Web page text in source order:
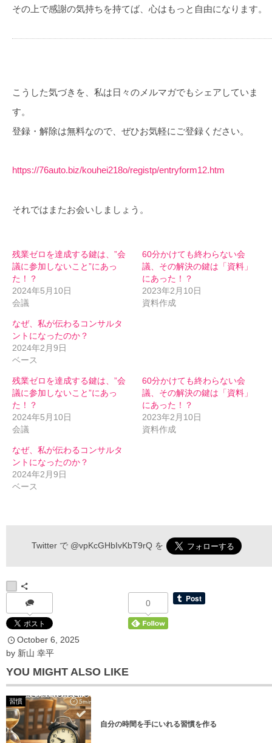
その上で感謝の気持ちを持てば、心はもっと自由になります。
こうした気づきを、私は日々のメルマガでもシェアしていま
す。
登録・解除は無料なので、ぜひお気軽にご登録ください。
https://76auto.biz/kouhei218o/registp/entryform12.htm
それではまたお会いしましょう。
残業ゼロを達成する鍵は、”会
議に参加しないこと”にあっ
た！？
2024年5月10日
会議
60分かけても終わらない会
議、その解決の鍵は「資料」
にあった！？
2023年2月10日
資料作成
なぜ、私が伝わるコンサルタ
ントになったのか？
2024年2月9日
ベース
残業ゼロを達成する鍵は、”会
議に参加しないこと”にあっ
た！？
2024年5月10日
会議
60分かけても終わらない会
議、その解決の鍵は「資料」
にあった！？
2023年2月10日
資料作成
なぜ、私が伝わるコンサルタ
ントになったのか？
2024年2月9日
ベース
お名前 *
メールアドレス
Twitter で @vpKcGHbIvKbT9rQ を
0
October 6
2025
by 新山 幸平
YOU MIGHT ALSO LIKE
習慣
自分の時間を手にいれる習慣を作る